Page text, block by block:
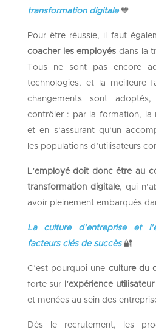
transformation digitale 💙
Pour être réussie, il faut
coacher les employés dans la
Tous ne sont pas encore
technologies, et la meilleure
changements sont
contrôler : par la formation, la
et en s’assurant qu’un
les populations d’utilisateurs
L’employé doit donc être au
transformation digitale, qui
avoir pleinement embarqués
La culture d’entreprise et
facteurs clés de succès 🔐
C’est pourquoi une culture du
forte sur
l’expérience utilisateur
et menées au sein des
Dès le recrutement, les